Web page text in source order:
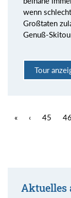
wenn
Großtaten
Genuß-
Tour
« ‹ 45 46
Aktuelles